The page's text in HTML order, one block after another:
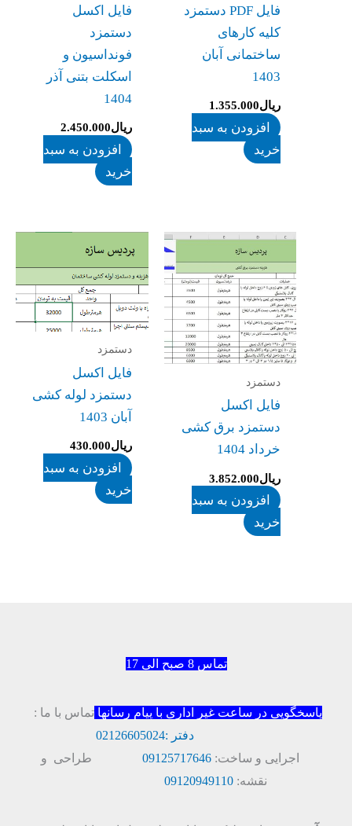
فایل PDF دستمزد
کلیه کارهای
ساختمانی آبان
1403
ریال1.355.000
افزودن به سبد
خرید
فایل اکسل
دستمزد
فونداسیون و
اسکلت بتنی آذر
1404
ریال2.450.000
افزودن به سبد
خرید
دستمزد
فایل اکسل
دستمزد برق کشی
خرداد 1404
ریال3.852.000
افزودن به سبد
خرید
دستمزد
فایل اکسل
دستمزد لوله کشی
آبان 1403
ریال430.000
افزودن به سبد
خرید
تماس 8 صبح الی 17
پاسخگویی در ساعت غیر اداری با پیام رسانهاتماس با ما :
دفتر :02126605024
اجرایی و ساخت:09125717646
طراحی و
نقشه:09120949110